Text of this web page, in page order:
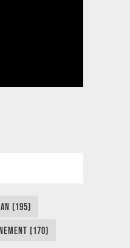
(195)
(170)